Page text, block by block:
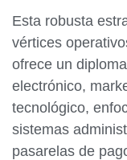
​Esta robusta
vértices
ofrece un
electrónico,
tecnológico,
sistemas
pasarelas de